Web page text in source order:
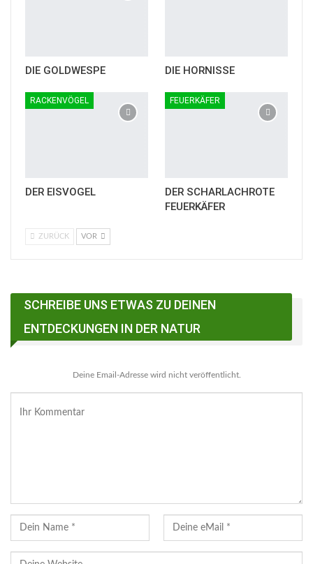
DIE GOLDWESPE DIE HORNISSE
RACKENVÖGEL
DER EISVOGEL
FEUERKÄFER
DER SCHARLACHROTE
FEUERKÄFER
ZURÜCK VOR
SCHREIBE UNS ETWAS ZU DEINEN
ENTDECKUNGEN IN DER NATUR
Deine Email-Adresse wird nicht veröffentlicht.